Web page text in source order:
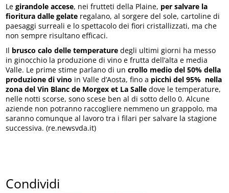
Legirandole accese, nei frutteti della Plaine, per salvare la
fioritura dalle gelate regalano, al sorgere del sole, cartoline di
paesaggi surreali e lo spettacolo dei fiori cristallizzati, ma che
non sempre risultano efficaci.
Il brusco calo delle temperature degli ultimi giorni ha messo
in ginocchio la produzione di vino e frutta dell’alta e media
Valle. Le prime stime parlano di un crollo medio del 50% della
produzione di vino in Valle d’Aosta, fino a picchi del 95% nella
zona del Vin Blanc de Morgex et La Salle dove le temperature,
nelle notti scorse, sono scese ben al di sotto dello 0. Alcune
aziende non potranno raccogliere nemmeno un grappolo, ma
saranno comunque al lavoro tra i filari per salvare la stagione
successiva. (re.newsvda.it)
Condividi